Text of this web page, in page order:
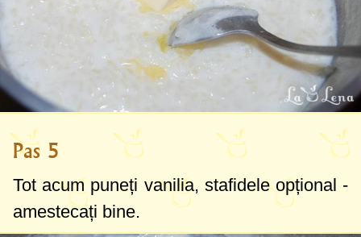
Pas 5
Tot acum puneți vanilia, stafidele opțional -
amestecați bine.